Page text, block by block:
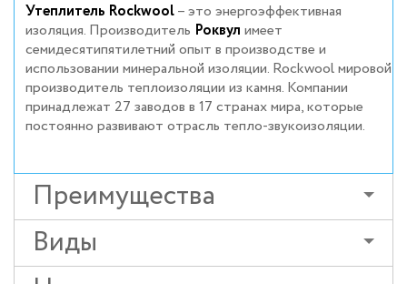
Утеплитель Rockwool– это энергоэффективная
изоляция. Производитель Роквул имеет
семидесятипятилетний опыт в производстве и
использовании минеральной изоляции. Rockwool мировой
производитель теплоизоляции из камня. Компании
принадлежат 27 заводов в 17 странах мира, которые
постоянно развивают отрасль тепло-звукоизоляции.
Преимущества
Виды